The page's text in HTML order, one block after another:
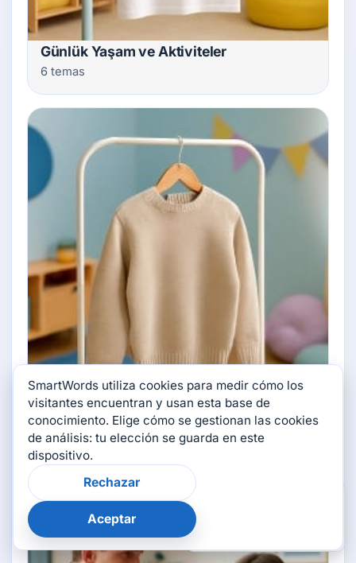
Günlük Yaşam ve Aktiviteler
6 temas
Hava ve gökyüzü
1 temas
SmartWords utiliza cookies para medir cómo los
visitantes encuentran y usan esta base de
conocimiento. Elige cómo se gestionan las cookies
de análisis: tu elección se guarda en este
dispositivo.
Rechazar
Aceptar